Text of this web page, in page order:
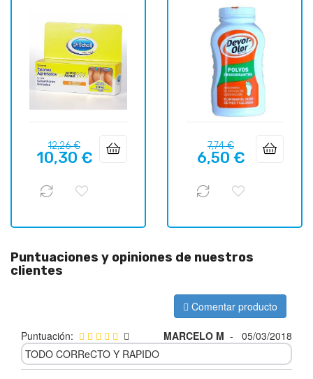
Precio
regular
12,26 €Precio
10,30 €
Precio
regular
7,74 €Precio
6,50 €
Puntuaciones y opiniones de nuestros
clientes
Comentar producto
Puntuación: MARCELO M -
05/03/2018
TODO CORReCTO Y RAPIDO